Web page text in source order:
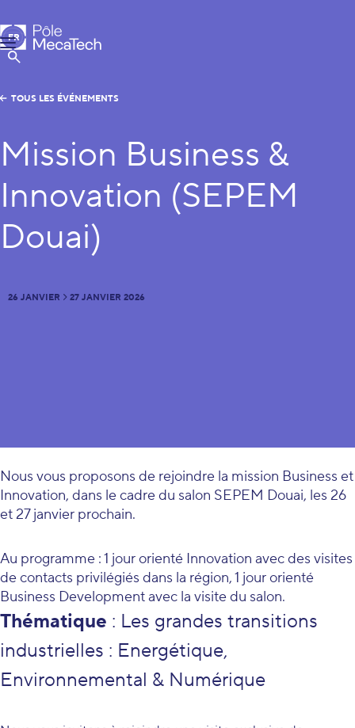
Pôle MecaTech
Menu
Afficher la Recherche
FR
EN
TOUS LES ÉVÉNEMENTS
Mission Business &
Innovation (SEPEM
Douai)
DU
26 JANVIER
AU 27 JANVIER 2026
Nous vous proposons de rejoindre la mission Business et
Innovation, dans le cadre du salon SEPEM Douai, les 26
et 27 janvier prochain.
Au programme : 1 jour orienté Innovation avec des visites
de contacts privilégiés dans la région, 1 jour orienté
Business Development avec la visite du salon.
Thématique : Les grandes transitions
industrielles : Energétique,
Environnemental & Numérique